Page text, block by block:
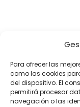
Para ofrecer las
como las cookies
del dispositivo. El
permitirá procesar
navegación o las